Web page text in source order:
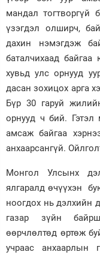
мандал тогтворгүй
үзэгдэл олширч,
дахин нэмэгдэж
баталчихаад
хувьд улс орнууд
дасан зохицох арга
Бүр 30 гаруй
орнууд ч бий.
амсаж байгаа
анхаарсангүй.
Монгол Улсынх
ялгаралд өчүүхэн
ноогдох нь дэлхийн
газар зүйн
өөрчлөлтөд өртөж
учраас анхаарлын